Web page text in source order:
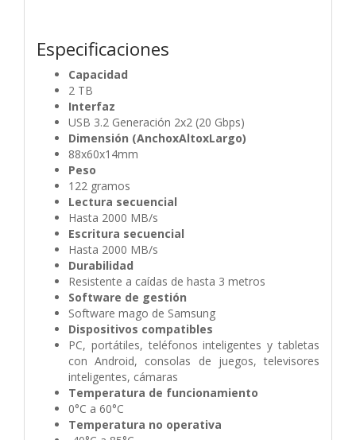
Especificaciones
Capacidad
2 TB
Interfaz
USB 3.2 Generación 2x2 (20 Gbps)
Dimensión (AnchoxAltoxLargo)
88x60x14mm
Peso
122 gramos
Lectura secuencial
Hasta 2000 MB/s
Escritura secuencial
Hasta 2000 MB/s
Durabilidad
Resistente a caídas de hasta 3 metros
Software de gestión
Software mago de Samsung
Dispositivos compatibles
PC, portátiles, teléfonos inteligentes y tabletas
con Android, consolas de juegos, televisores
inteligentes, cámaras
Temperatura de funcionamiento
0°C a 60°C
Temperatura no operativa